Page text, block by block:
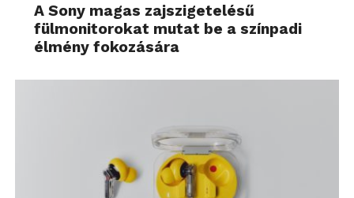
A Sony magas zajszigetelésű
fülmonitorokat mutat be a színpadi
élmény fokozására